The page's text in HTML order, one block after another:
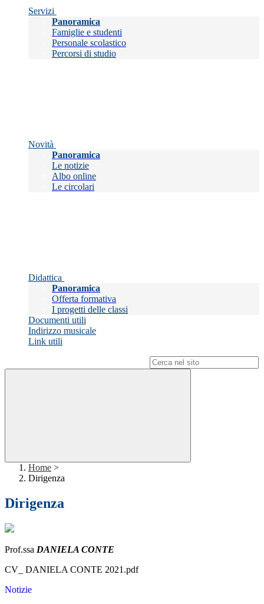
Servizi
Panoramica
Famiglie e studenti
Personale scolastico
Percorsi di studio
Novità
Panoramica
Le notizie
Albo online
Le circolari
Didattica
Panoramica
Offerta formativa
I progetti delle classi
Documenti utili
Indirizzo musicale
Link utili
Home >
Dirigenza
Dirigenza
Prof.ssa DANIELA CONTE
CV_ DANIELA CONTE 2021.pdf
Notizie